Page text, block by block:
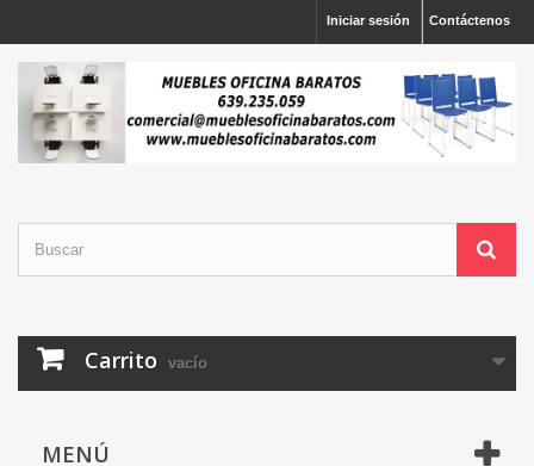
Contáctenos
Iniciar sesión
Carrito vacío
MENÚ